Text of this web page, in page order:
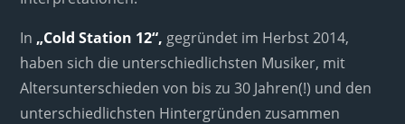
In „Cold Station 12“, gegründet im Herbst 2014,
haben sich die unterschiedlichsten Musiker, mit
Altersunterschieden von bis zu 30 Jahren(!) und den
unterschiedlichsten Hintergründen zusammen